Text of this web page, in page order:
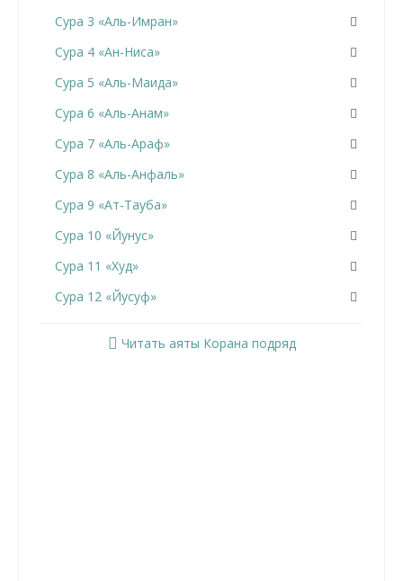
Сура 3 «Аль-Имран»
Сура 4 «Ан-Ниса»
Сура 5 «Аль-Маида»
Сура 6 «Аль-Анам»
Сура 7 «Аль-Араф»
Сура 8 «Аль-Анфаль»
Сура 9 «Ат-Тауба»
Сура 10 «Йунус»
Сура 11 «Худ»
Сура 12 «Йусуф»
Читать аяты Корана подряд